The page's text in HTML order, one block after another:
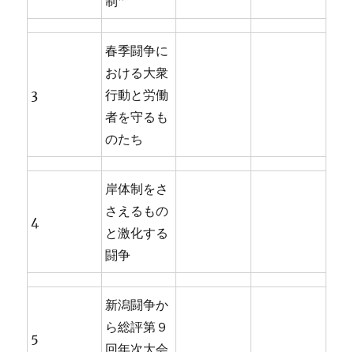
3
春季闘争に
おける大衆
行動と労働
者を守るも
のたち
4
岸体制をさ
さえるもの
と激化する
闘争
5
新潟闘争か
ら総評第９